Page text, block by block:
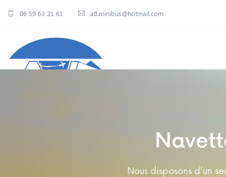
06 59 63 21 61 atl.minibus@hotmail.com
Location de minibus
sans chauffeur
Nous disposons d'un